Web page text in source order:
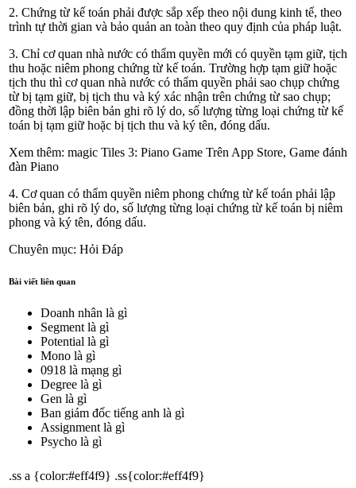
2. Chứng từ kế toán phải được sắp xếp theo nội dung kinh tế, theo
trình tự thời gian và bảo quản an toàn theo quy định của pháp luật.
3. Chỉ cơ quan nhà nước có thẩm quyền mới có quyền tạm giữ, tịch
thu hoặc niêm phong chứng từ kế toán. Trường hợp tạm giữ hoặc
tịch thu thì cơ quan nhà nước có thẩm quyền phải sao chụp chứng
từ bị tạm giữ, bị tịch thu và ký xác nhận trên chứng từ sao chụp;
đồng thời lập biên bản ghi rõ lý do, số lượng từng loại chứng từ kế
toán bị tạm giữ hoặc bị tịch thu và ký tên, đóng dấu.
Xem thêm: ‎magic Tiles 3: Piano Game Trên App Store, Game đánh
đàn Piano
4. Cơ quan có thẩm quyền niêm phong chứng từ kế toán phải lập
biên bản, ghi rõ lý do, số lượng từng loại chứng từ kế toán bị niêm
phong và ký tên, đóng dấu.
Chuyên mục: Hỏi Đáp
Bài viết liên quan
Doanh nhân là gì
Segment là gì
Potential là gì
Mono là gì
0918 là mạng gì
Degree là gì
Gen là gì
Ban giám đốc tiếng anh là gì
Assignment là gì
Psycho là gì
.ss a {color:#eff4f9} .ss{color:#eff4f9}